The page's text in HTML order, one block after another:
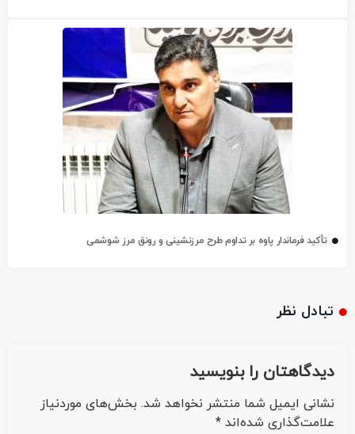
تأکید فرماندار پاوه بر تداوم طرح مرزنشینی و رونق مرز شوشمی
تبادل نظر
دیدگاهتان را بنویسید
نشانی ایمیل شما منتشر نخواهد شد. بخش‌های موردنیاز
علامت‌گذاری شده‌اند *